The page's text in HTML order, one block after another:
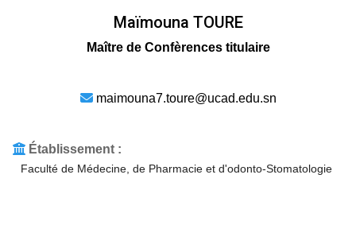
Maïmouna TOURE
Maître de Confèrences titulaire
maimouna7.toure@ucad.edu.sn
Établissement :
Faculté de Médecine, de Pharmacie et d'odonto-Stomatologie